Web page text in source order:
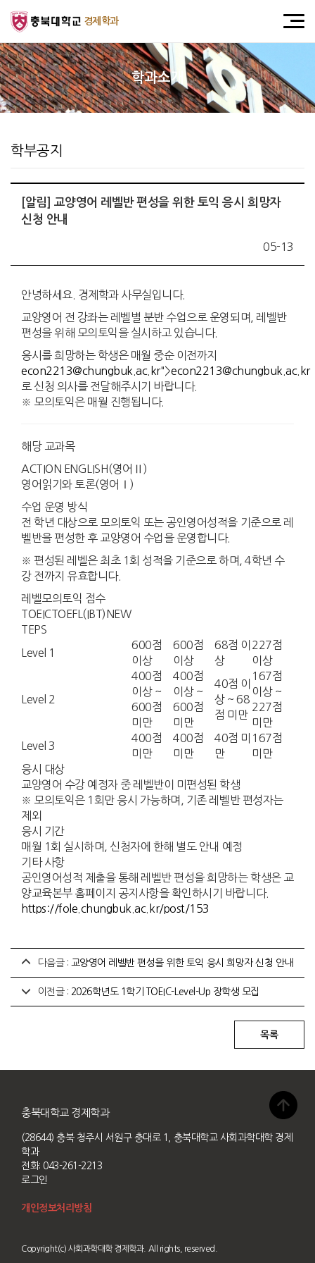
경제학과
학과소개
학부공지
[알림] 교양영어 레벨반 편성을 위한 토익 응시 희망자
신청 안내
05-13
안녕하세요. 경제학과 사무실입니다.
교양영어 전 강좌는 레벨별 분반 수업으로 운영되며, 레벨반
편성을 위해 모의토익을 실시하고 있습니다.
응시를 희망하는 학생은 매월 중순 이전까지
econ2213@chungbuk.ac.kr">econ2213@chungbuk.ac.kr
로 신청 의사를 전달해주시기 바랍니다.
※ 모의토익은 매월 진행됩니다.
해당 교과목
ACTION ENGLISH(영어Ⅱ)
영어읽기와 토론(영어Ⅰ)
수업 운영 방식
전 학년 대상으로 모의토익 또는 공인영어성적을 기준으로 레
벨반을 편성한 후 교양영어 수업을 운영합니다.
※ 편성된 레벨은 최초 1회 성적을 기준으로 하며, 4학년 수
강 전까지 유효합니다.
레벨모의토익 점수
TOEICTOEFL(IBT)NEW
TEPS
Level 1
600점
이상
600점
이상
68점 이
상
227점
이상
Level 2
400점
이상 ~
600점
미만
400점
이상 ~
600점
미만
40점 이
상 ~ 68
점 미만
167점
이상 ~
227점
미만
Level 3
400점
미만
400점
미만
40점 미
만
167점
미만
응시 대상
교양영어 수강 예정자 중 레벨반이 미편성된 학생
※ 모의토익은 1회만 응시 가능하며, 기존 레벨반 편성자는
제외
응시 기간
매월 1회 실시하며, 신청자에 한해 별도 안내 예정
기타 사항
공인영어성적 제출을 통해 레벨반 편성을 희망하는 학생은 교
양교육본부 홈페이지 공지사항을 확인하시기 바랍니다.
https://fole.chungbuk.ac.kr/post/153
다음글 : 교양영어 레벨반 편성을 위한 토익 응시 희망자 신청 안내
이전글 : 2026학년도 1학기 TOEIC-Level-Up 장학생 모집
충북대학교 경제학과
(28644) 충북 청주시 서원구 충대로 1, 충북대학교 사회과학대학 경제
학과
전화: 043-261-2213
로그인
개인정보처리방침
Copyright(c) 사회과학대학 경제학과. All rights, reserved.